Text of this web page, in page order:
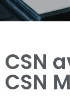
CSN
CSN